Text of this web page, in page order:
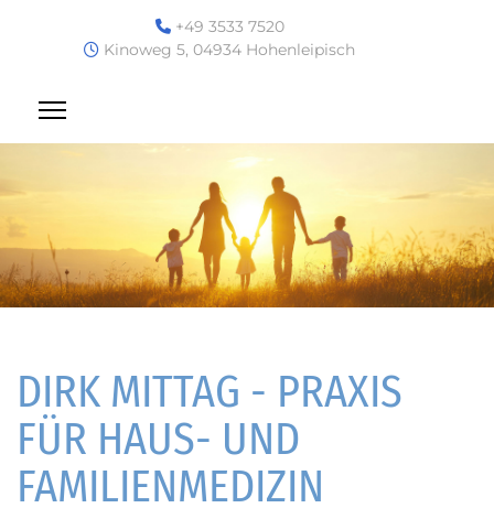
+49 3533 7520
Kinoweg 5, 04934 Hohenleipisch
DIRK MITTAG - PRAXIS
FÜR HAUS- UND
FAMILIENMEDIZIN